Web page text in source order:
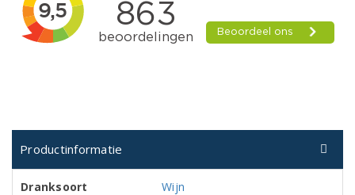
Productinformatie
Dranksoort
Wijn